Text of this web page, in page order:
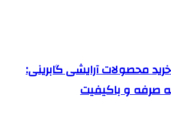
محصولات آرایشی گابرینی:
صرفه و باکیفیت